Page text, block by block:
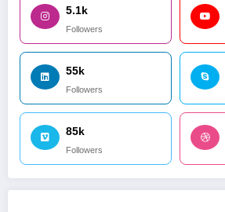
5.1k
Followers
55k
Followers
85k
Followers